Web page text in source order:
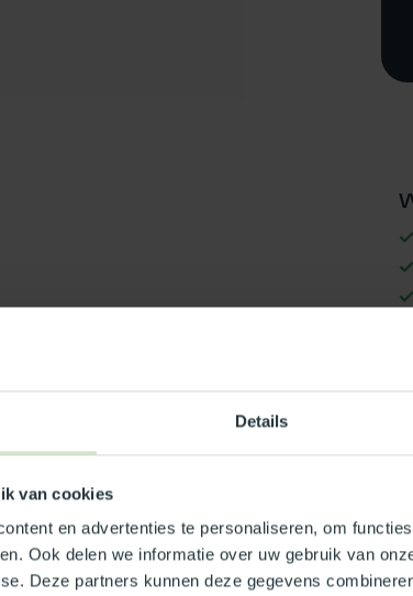
Details
van cookies
en advertenties te personaliseren, om
Ook delen we informatie over uw gebruik van
Deze partners kunnen deze gegevens
Je beoordeling toevoegen